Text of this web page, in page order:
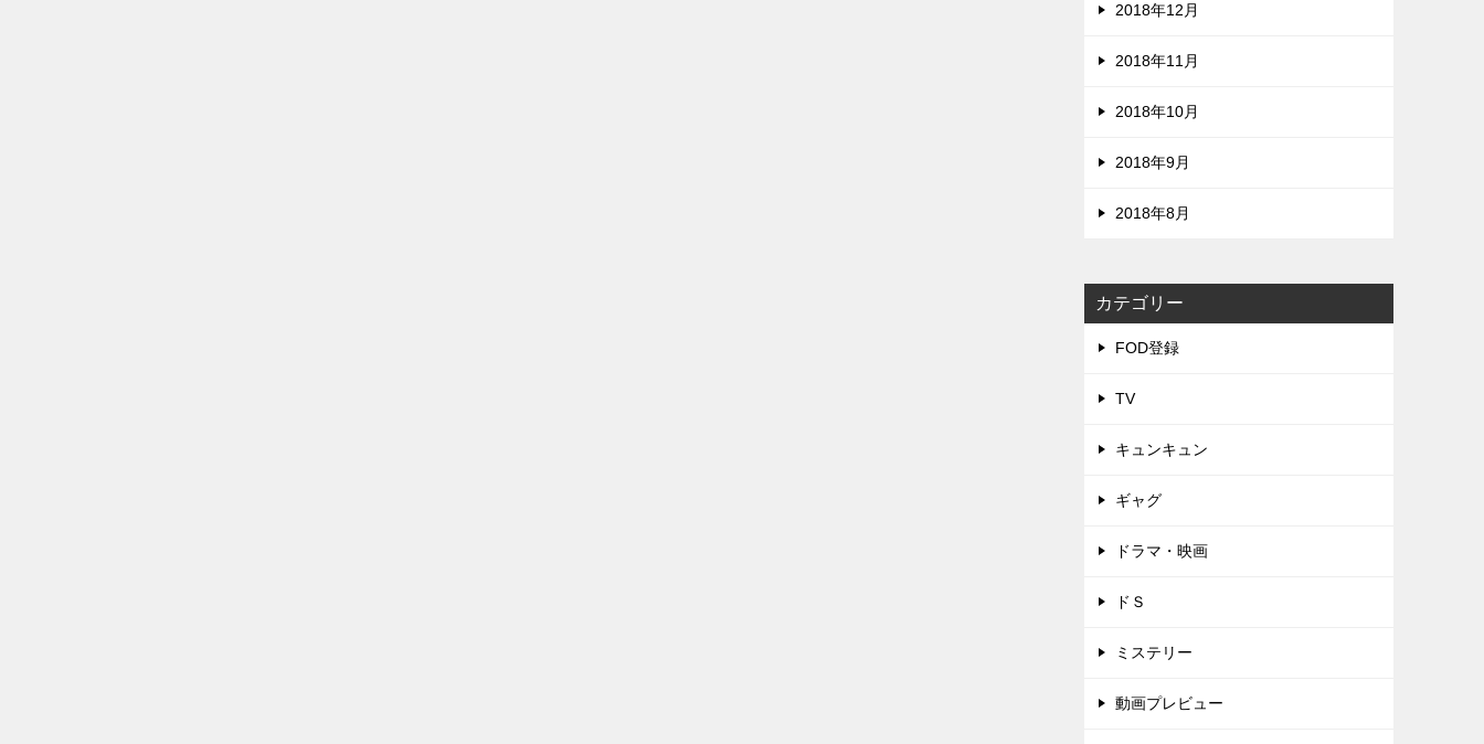
2018年12月
2018年11月
2018年10月
2018年9月
2018年8月
カテゴリー
FOD登録
TV
キュンキュン
ギャグ
ドラマ・映画
ドＳ
ミステリー
動画プレビュー